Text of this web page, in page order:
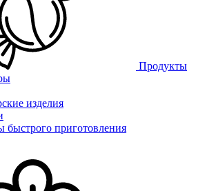
Продукты
изделия
быстрого приготовления